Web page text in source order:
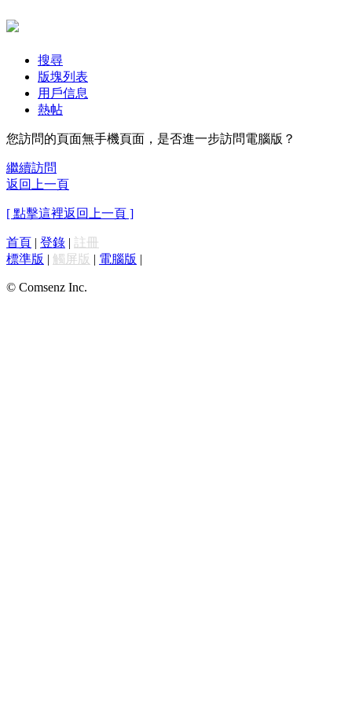
搜尋
版塊列表
用戶信息
熱帖
您訪問的頁面無手機頁面，是否進一步訪問電腦版？
繼續訪問
返回上一頁
[ 點擊這裡返回上一頁 ]
首頁 | 登錄 | 註冊
標準版 | 觸屏版 | 電腦版 |
© Comsenz Inc.